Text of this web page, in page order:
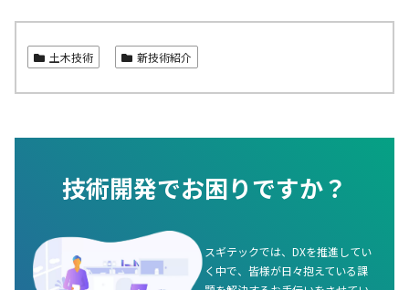
土木技術 新技術紹介
技術開発でお困りですか？
スギテックでは、DXを推進してい
く中で、皆様が日々抱えている課